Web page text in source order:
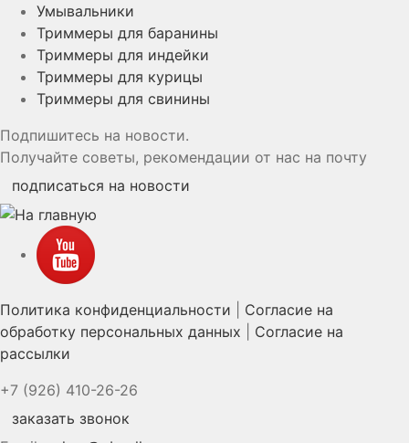
Умывальники
Триммеры для баранины
Триммеры для индейки
Триммеры для курицы
Триммеры для свинины
Подпишитесь на новости.
Получайте советы, рекомендации от нас на почту
подписаться на новости
Политика конфиденциальности
Согласие на
обработку персональных данных
Согласие на
рассылки
+7 (926) 410-26-26
заказать звонок